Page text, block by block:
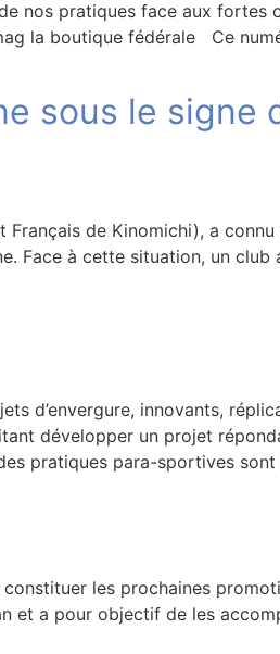
nos pratiques face aux fortes
la boutique fédérale Ce
sous le signe
de Kinomichi), a
Face à cette situation, un club
d’envergure, innovants,
développer un projet
pratiques para-sportives
les prochaines
et a pour objectif de les